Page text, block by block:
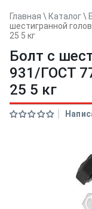
Главная \ Каталог\
шестигранной
25 5 кг
Болт с
931/ГОСТ
25 5 кг